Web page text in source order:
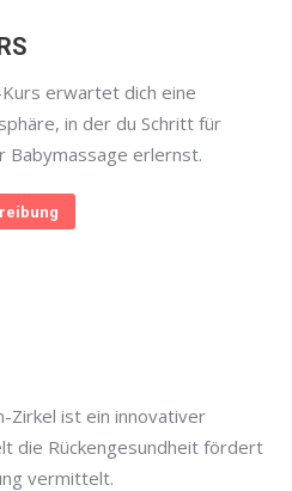
erwartet dich eine
in der du Schritt für
Babymassage erlernst.
Zirkel ist ein innovativer
die Rückengesundheit fördert
vermittelt.